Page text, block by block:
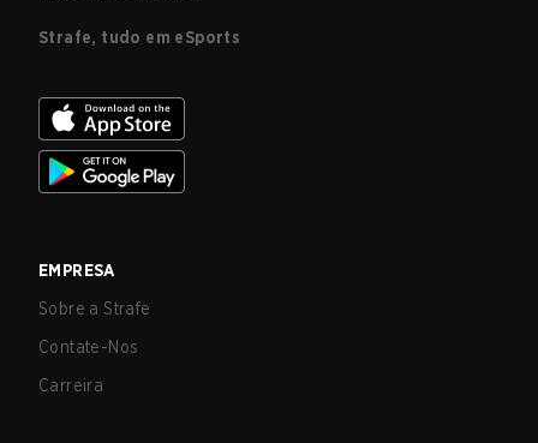
Strafe, tudo em eSports
EMPRESA
Sobre a Strafe
Contate-Nos
Carreira